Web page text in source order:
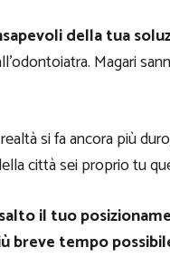
della tua
Magari
si fa ancora più
città sei proprio tu
il tuo
breve tempo